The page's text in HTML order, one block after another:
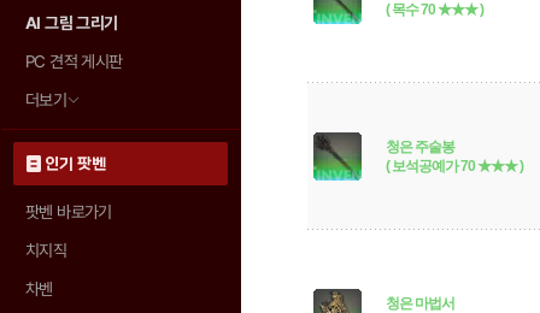
AI 그림 그리기
PC 견적 게시판
더보기
인기 팟벤
팟벤 바로가기
치지직
차벤
( 목수 70 ★★★ )
청은 주술봉
( 보석공예가 70 ★★★ )
청은 마법서